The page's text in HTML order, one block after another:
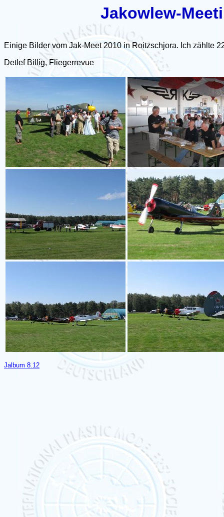
Jakowlew-
Einige Bilder vom Jak-Meet 2010 in Roitzschjora. Ich zählte
Detlef Billig, Fliegerrevue
Jalbum 8.12